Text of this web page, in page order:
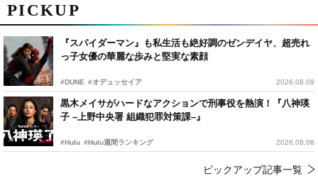
PICKUP
『スパイダーマン』も私生活も絶好調のゼンデイヤ、超売れ
っ子女優の華麗な歩みと堅実な素顔
#DUNE #オデュッセイア 2026.08.09
黒木メイサがハードなアクションで刑事役を熱演！『八神瑛
子 –上野中央署 組織犯罪対策課–』
#Hulu #Hulu週間ランキング 2026.08.08
ピックアップ記事一覧